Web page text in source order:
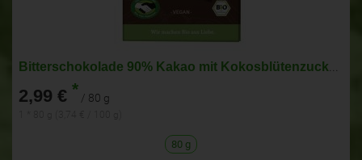
2,99 € * / 80 g
80 g